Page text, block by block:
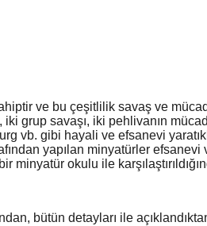
ve bu çeşitlilik savaş ve
grup savaşı, iki pehlivanın
vb. gibi hayali ve efsanevi
yapılan minyatürler
okulu ile
bütün detayları ile